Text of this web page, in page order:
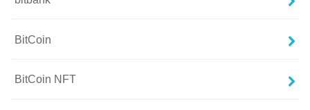
BitCoin
BitCoin NFT